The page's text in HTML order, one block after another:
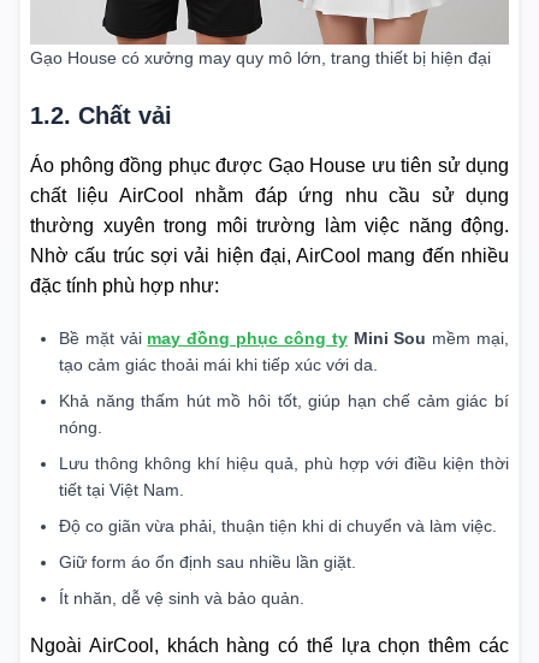
Gạo House có xưởng may quy mô lớn, trang thiết bị hiện đại
1.2. Chất vải
Áo phông đồng phục được Gạo House ưu tiên sử dụng
chất liệu AirCool nhằm đáp ứng nhu cầu sử dụng
thường xuyên trong môi trường làm việc năng động.
Nhờ cấu trúc sợi vải hiện đại, AirCool mang đến nhiều
đặc tính phù hợp như:
Bề mặt vải may đồng phục công ty Mini Sou mềm mại,
tạo cảm giác thoải mái khi tiếp xúc với da.
Khả năng thấm hút mồ hôi tốt, giúp hạn chế cảm giác bí
nóng.
Lưu thông không khí hiệu quả, phù hợp với điều kiện thời
tiết tại Việt Nam.
Độ co giãn vừa phải, thuận tiện khi di chuyển và làm việc.
Giữ form áo ổn định sau nhiều lần giặt.
Ít nhăn, dễ vệ sinh và bảo quản.
Ngoài AirCool, khách hàng có thể lựa chọn thêm các